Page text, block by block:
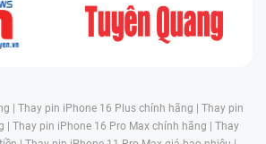
| Thay pin iPhone 16 Plus chính hãng | Thay pin
| Thay pin iPhone 16 Pro Max chính hãng | Thay